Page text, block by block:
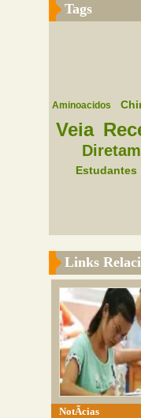
Tags
Aminoacidos
Veia
Estudantes
Links
NotÃ­cias